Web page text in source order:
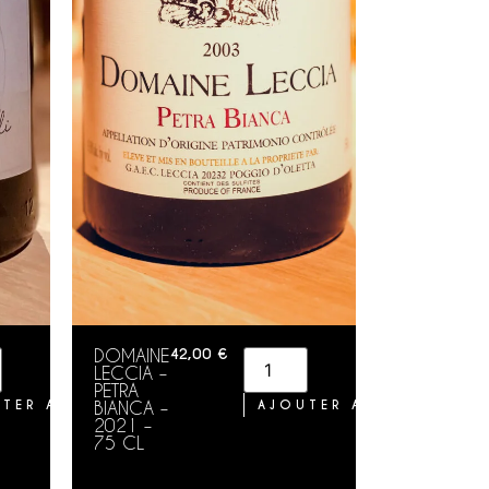
AU PANIER
DOMAINE
LECCIA –
PETRA
BIANCA –
2021 –
75 CL
42,00 €
AJOUTER AU PANIER